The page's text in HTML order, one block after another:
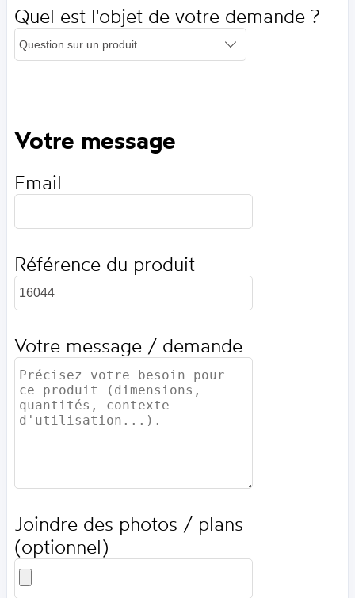
Quel est l'objet de votre demande ?
Votre message
Email
Référence du produit
Votre message / demande
Joindre des photos / plans
(optionnel)